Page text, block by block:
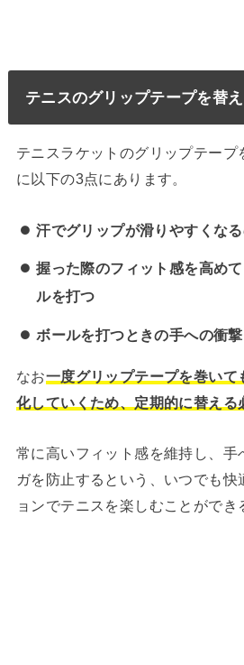
テニスのグリップテープを替
テニスラケットのグリップテープ
に以下の3点にあります。
汗でグリップが滑りやすくな
握った際のフィット感を高め
ルを打つ
ボールを打つときの手への衝
なお一度グリップテープを巻いて
化していくため、定期的に替える
常に高いフィット感を維持し、手
ガを防止するという、いつでも快
ョンでテニスを楽しむことができ